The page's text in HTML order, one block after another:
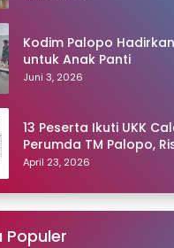
Kodim Palopo
untuk Anak Panti
Juni 3, 2026
13 Peserta Ikuti UKK
Perumda TM Palopo,
Peringkat Pertama
April 23, 2026
Populer